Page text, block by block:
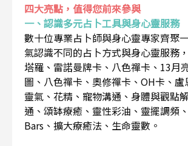
四大亮點，值得您前來參與
一、認識多元占卜工具與身心靈服務
數十位專業占卜師與身心靈專家齊聚
氣認識不同的占卜方式與身心靈服務
塔羅、雷諾曼牌卡、八色禪卡、13月
圖、八色禪卡、奧修禪卡、OH卡、
靈氣、花精、寵物溝通、身體與觀點
通、頌缽療癒、靈性彩油、靈擺調頻
Bars、擴大療癒法、生命靈數。